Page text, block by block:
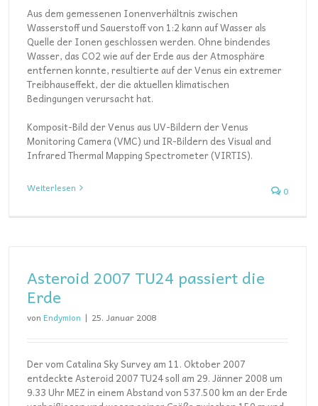
Aus dem gemessenen Ionenverhältnis zwischen
Wasserstoff und Sauerstoff von 1:2 kann auf Wasser als
Quelle der Ionen geschlossen werden. Ohne bindendes
Wasser, das CO2 wie auf der Erde aus der Atmosphäre
entfernen konnte, resultierte auf der Venus ein extremer
Treibhauseffekt, der die aktuellen klimatischen
Bedingungen verursacht hat.
Komposit-Bild der Venus aus UV-Bildern der Venus
Monitoring Camera (VMC) und IR-Bildern des Visual and
Infrared Thermal Mapping Spectrometer (VIRTIS).
Weiterlesen 0
Asteroid 2007 TU24 passiert die
Erde
von Endymion | 25. Januar 2008
Der vom Catalina Sky Survey am 11. Oktober 2007
entdeckte Asteroid 2007 TU24 soll am 29. Jänner 2008 um
9.33 Uhr MEZ in einem Abstand von 537.500 km an der Erde